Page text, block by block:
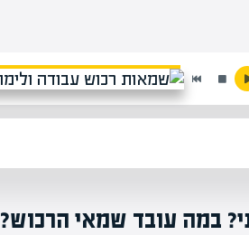
במה עובד שמאי הרכוש?